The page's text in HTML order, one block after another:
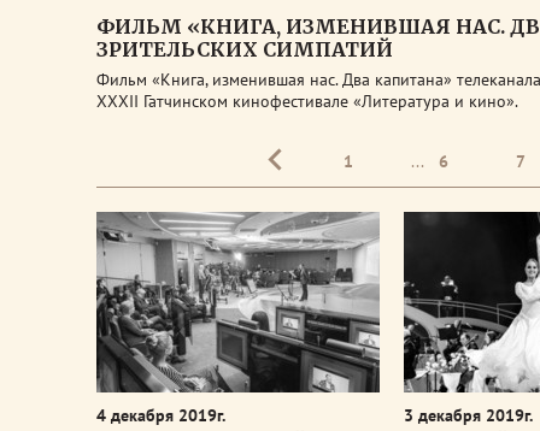
ФИЛЬМ «КНИГА, ИЗМЕНИВШАЯ НАС.
ЗРИТЕЛЬСКИХ СИМПАТИЙ
Фильм «Книга, изменившая нас. Два капитана»
XXXII Гатчинском кинофестивале «Литература и кино».
1 ... 6 7
4 декабря 2019г. 3 декабря 2019г.